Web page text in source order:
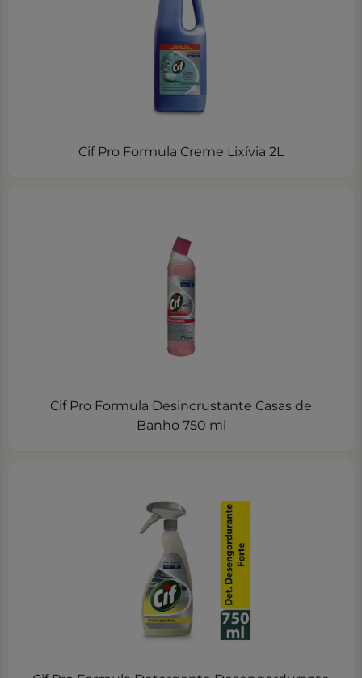
Cif Pro Formula Creme Lixívia 2L
Cif Pro Formula Desincrustante Casas de
Banho 750 ml